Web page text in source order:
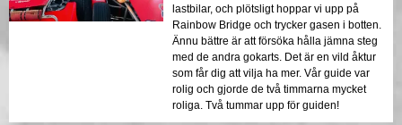
lastbilar, och plötsligt hoppar vi upp på
Rainbow Bridge och trycker gasen i botten.
Ännu bättre är att försöka hålla jämna steg
med de andra gokarts. Det är en vild åktur
som får dig att vilja ha mer. Vår guide var
rolig och gjorde de två timmarna mycket
roliga. Två tummar upp för guiden!